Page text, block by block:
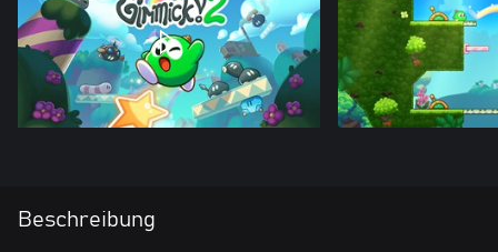
Beschreibung